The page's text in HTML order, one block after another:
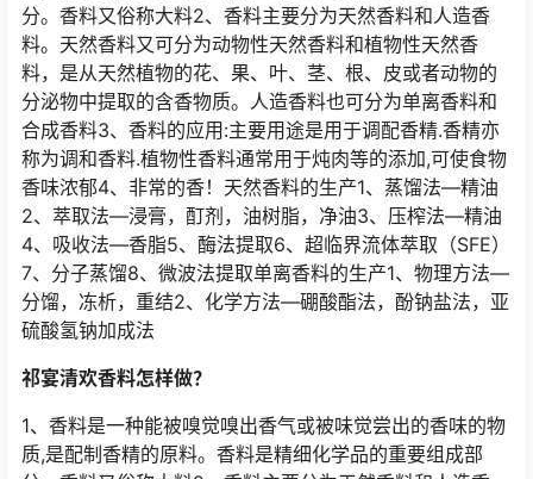
分。香料又俗称大料2、香料主要分为天然香料和人造香
料。天然香料又可分为动物性天然香料和植物性天然香
料，是从天然植物的花、果、叶、茎、根、皮或者动物的
分泌物中提取的含香物质。人造香料也可分为单离香料和
合成香料3、香料的应用:主要用途是用于调配香精.香精亦
称为调和香料.植物性香料通常用于炖肉等的添加,可使食物
香味浓郁4、非常的香！天然香料的生产1、蒸馏法—精油
2、萃取法—浸膏，酊剂，油树脂，净油3、压榨法—精油
4、吸收法—香脂5、酶法提取6、超临界流体萃取（SFE）
7、分子蒸馏8、微波法提取单离香料的生产1、物理方法—
分馏，冻析，重结2、化学方法—硼酸酯法，酚钠盐法，亚
硫酸氢钠加成法
祁宴清欢香料怎样做？
1、香料是一种能被嗅觉嗅出香气或被味觉尝出的香味的物
质,是配制香精的原料。香料是精细化学品的重要组成部